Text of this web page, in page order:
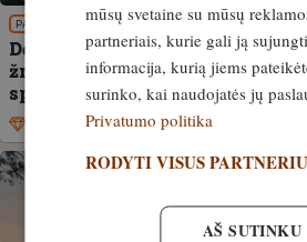
PATIRTIS
Dėmesio! Seimas patikslino
žmonės, kurie priims
sprendimus
Išskirtinis 21. lapkritis, 2024
mūsų svetaine su mūsų
partneriais, kurie gali ją
informacija, kurią jiems
surinko, kai naudojatės jų
Privatumo politika
RODYTI VISUS
AŠ SUTINKU